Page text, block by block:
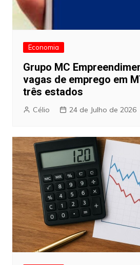
Economia
Grupo MC
vagas de emprego em
três estados
Célio 24 de Julho de 2026